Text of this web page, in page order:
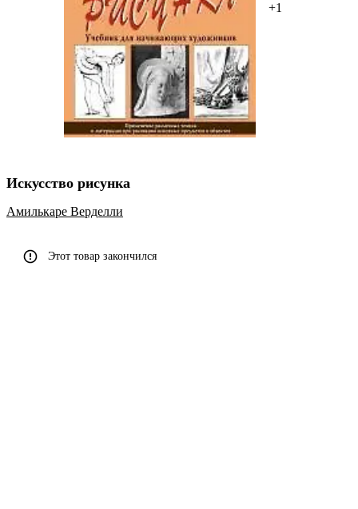
+1
Искусство рисунка
Амилькаре Верделли
Этот товар закончился